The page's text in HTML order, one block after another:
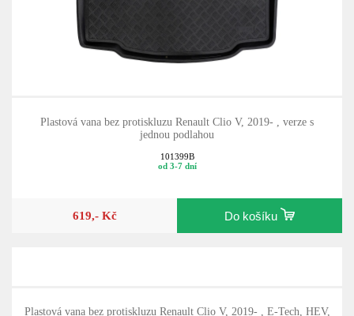
Plastová vana bez protiskluzu Renault Clio V, 2019- , verze s
jednou podlahou
101399B
od 3-7 dní
619,- Kč Do košíku
Plastová vana bez protiskluzu Renault Clio V, 2019- , E-Tech, HEV,